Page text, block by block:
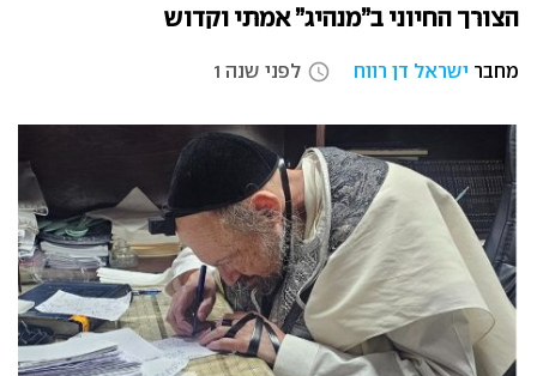
הצורך החיוני ב”מנהיג” אמתי וקדוש
מחבר ישראל דן רווח access_time לפני שנה 1